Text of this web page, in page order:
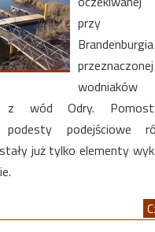
przy
Brandenburgia
wodniaków
z wód Odry.
podesty podejściowe
już tylko elementy